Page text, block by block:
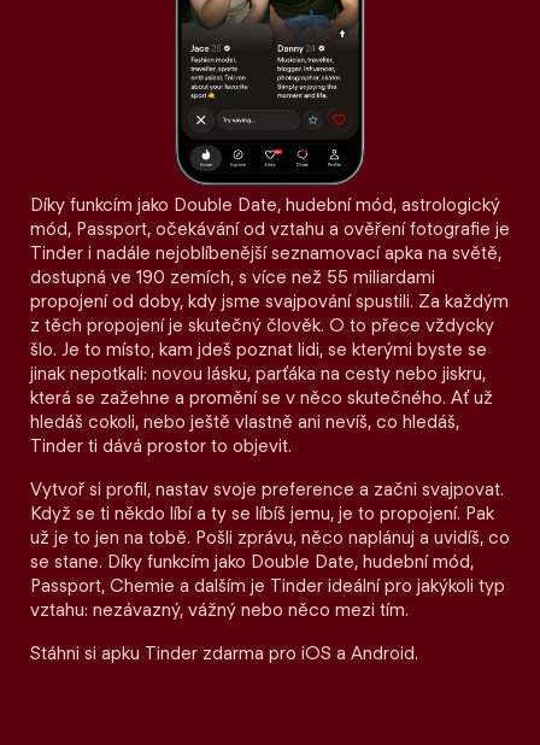
Díky funkcím jako Double Date, hudební mód, astrologický
mód, Passport, očekávání od vztahu a ověření fotografie je
Tinder i nadále nejoblíbenější seznamovací apka na světě,
dostupná ve 190 zemích, s více než 55 miliardami
propojení od doby, kdy jsme svajpování spustili. Za každým
z těch propojení je skutečný člověk. O to přece vždycky
šlo. Je to místo, kam jdeš poznat lidi, se kterými byste se
jinak nepotkali: novou lásku, parťáka na cesty nebo jiskru,
která se zažehne a promění se v něco skutečného. Ať už
hledáš cokoli, nebo ještě vlastně ani nevíš, co hledáš,
Tinder ti dává prostor to objevit.
Vytvoř si profil, nastav svoje preference a začni svajpovat.
Když se ti někdo líbí a ty se líbíš jemu, je to propojení. Pak
už je to jen na tobě. Pošli zprávu, něco naplánuj a uvidíš, co
se stane. Díky funkcím jako Double Date, hudební mód,
Passport, Chemie a dalším je Tinder ideální pro jakýkoli typ
vztahu: nezávazný, vážný nebo něco mezi tím.
Stáhni si apku Tinder zdarma pro iOS a Android.